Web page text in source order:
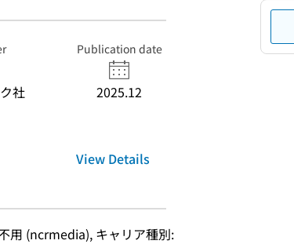
社
Publication date
2025.12
View Details
用 (ncrmedia), キャリア種別: